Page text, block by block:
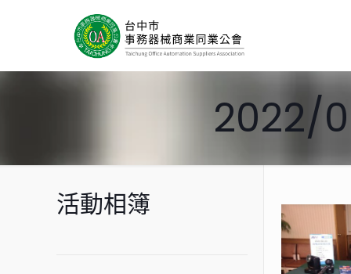
2022/
活動相簿